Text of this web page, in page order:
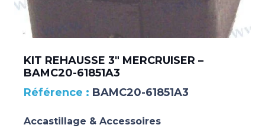
KIT REHAUSSE 3″ MERCRUISER –
BAMC20-61851A3
BAMC20-61851A3
Accastillage & Accessoires